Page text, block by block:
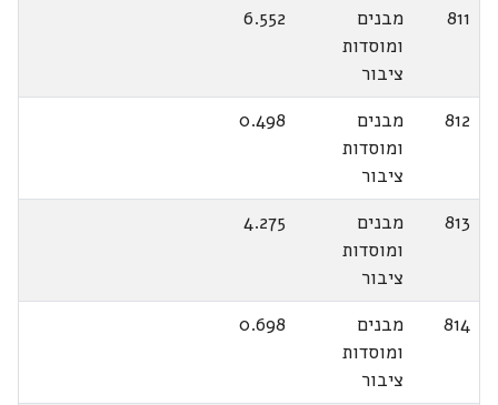
811
מבנים
ומוסדות
ציבור
6.552
812
מבנים
ומוסדות
ציבור
0.498
813
מבנים
ומוסדות
ציבור
4.275
814
מבנים
ומוסדות
ציבור
0.698